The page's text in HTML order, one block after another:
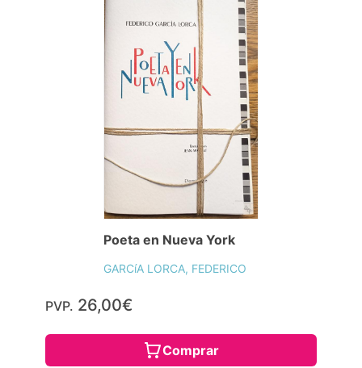
Poeta en Nueva York
GARCíA LORCA, FEDERICO
PVP. 26,00€
Comprar